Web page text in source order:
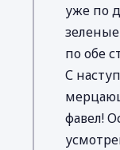
уже по
по обе
С
фавел!